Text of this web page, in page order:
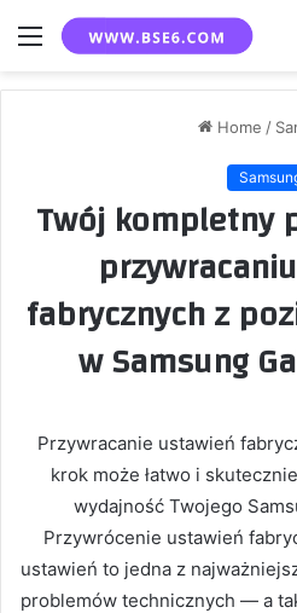
Menu
Home /
Twój kompletny
fabrycznych z
w Samsung
Przywracanie ustawień
krok może łatwo i
wydajność Twojego
Przywrócenie ustawień
ustawień to jedna z
problemów technicznych — a